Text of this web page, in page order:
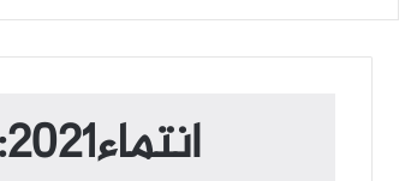
انتماء2021:رامز طنبورأكاديمي ومدرس في جامعة الجنان، لبنان